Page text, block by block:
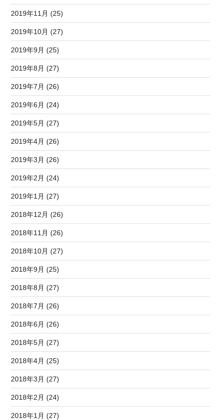
2019年11月 (25)
2019年10月 (27)
2019年9月 (25)
2019年8月 (27)
2019年7月 (26)
2019年6月 (24)
2019年5月 (27)
2019年4月 (26)
2019年3月 (26)
2019年2月 (24)
2019年1月 (27)
2018年12月 (26)
2018年11月 (26)
2018年10月 (27)
2018年9月 (25)
2018年8月 (27)
2018年7月 (26)
2018年6月 (26)
2018年5月 (27)
2018年4月 (25)
2018年3月 (27)
2018年2月 (24)
2018年1月 (27)